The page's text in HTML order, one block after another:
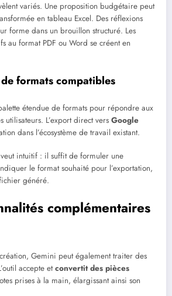
variés. Une proposition budgétaire peut
en tableau Excel. Des réflexions
forme dans un brouillon structuré. Les
au format PDF ou Word se créent en
formats compatibles
étendue de formats pour répondre aux
utilisateurs. L’export direct vers Google
dans l’écosystème de travail existant.
intuitif : il suffit de formuler une
le format souhaité pour l’exportation,
généré.
complémentaires
Gemini peut également traiter des
accepte etconvertit des pièces
prises à la main, élargissant ainsi son